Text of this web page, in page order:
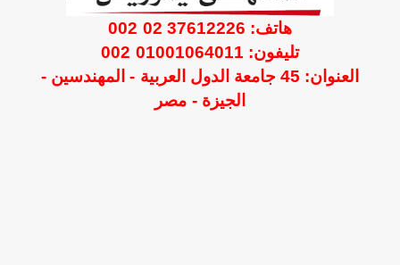
هاتف: 37612226 02 002
تليفون: 01001064011 002
العنوان: 45 جامعة الدول العربية - المهندسين -
الجيزة - مصر